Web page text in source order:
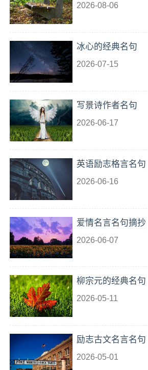
2026-08-06
冰心的经典名句
2026-07-15
写景诗作者名句
2026-06-17
英语励志格言名句
2026-06-16
爱情名言名句摘抄
2026-06-07
柳宗元的经典名句
2026-05-11
励志古文名言名句
2026-05-01